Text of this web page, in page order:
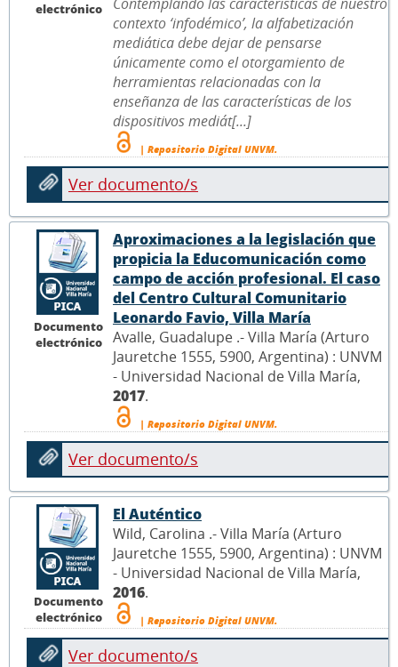
electrónico
contexto ‘infodémico’, la alfabetización
mediática debe dejar de pensarse
únicamente como el otorgamiento de
herramientas relacionadas con la
enseñanza de las características de los
dispositivos mediát[...]
| Repositorio Digital UNVM.
Ver documento/s
Documento
electrónico
Aproximaciones a la legislación que
propicia la Educomunicación como
campo de acción profesional. El caso
del Centro Cultural Comunitario
Leonardo Favio, Villa María
Avalle, Guadalupe .- Villa María (Arturo
Jauretche 1555, 5900, Argentina) : UNVM
- Universidad Nacional de Villa María,
2017.
| Repositorio Digital UNVM.
Ver documento/s
Documento
electrónico
El Auténtico
Wild, Carolina .- Villa María (Arturo
Jauretche 1555, 5900, Argentina) : UNVM
- Universidad Nacional de Villa María,
2016.
| Repositorio Digital UNVM.
Ver documento/s